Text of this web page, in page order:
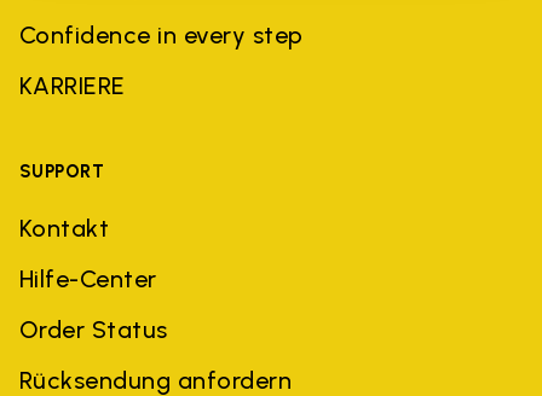
Confidence in every step
KARRIERE
SUPPORT
Kontakt
Hilfe-Center
Order Status
Rücksendung anfordern